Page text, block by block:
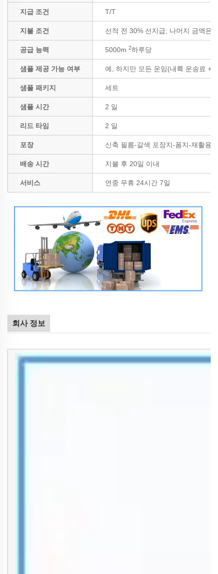
지급 조건 T/T
지불 조건 선적 전 30% 선지급; 나머지 금액은
공급 능력 5000m 2하루당
샘플 제공 가능 여부 예, 하지만 모든 운임(내륙 운송료 +
샘플 패키지 세트
샘플 시간 2 일
리드 타임 2 일
포장 신축 필름-갈색 포장지-폼지-재활용
배송 시간 지불 후 20일 이내
서비스 연중 무휴 24시간 7일
회사 정보